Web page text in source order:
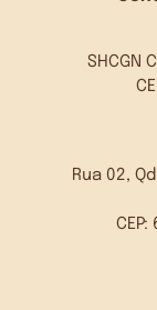
SHCGN
Rua 02,